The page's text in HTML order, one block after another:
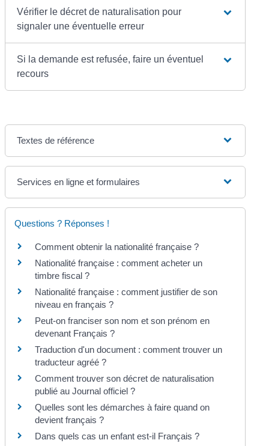
Vérifier le décret de naturalisation pour
signaler une éventuelle erreur
Si la demande est refusée, faire un éventuel
recours
Textes de référence
Services en ligne et formulaires
Questions ? Réponses !
Comment obtenir la nationalité française ?
Nationalité française : comment acheter un
timbre fiscal ?
Nationalité française : comment justifier de son
niveau en français ?
Peut-on franciser son nom et son prénom en
devenant Français ?
Traduction d'un document : comment trouver un
traducteur agréé ?
Comment trouver son décret de naturalisation
publié au Journal officiel ?
Quelles sont les démarches à faire quand on
devient français ?
Dans quels cas un enfant est-il Français ?